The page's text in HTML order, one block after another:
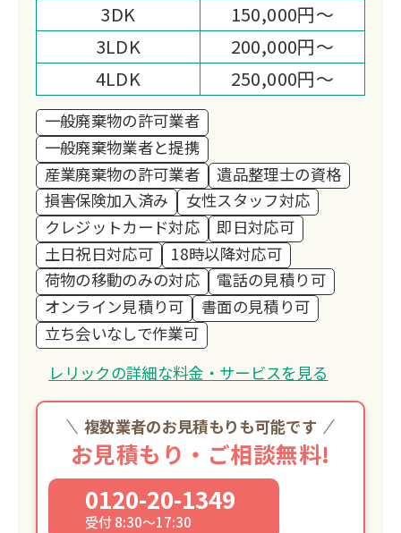
3DK
150,000円～
3LDK
200,000円～
4LDK
250,000円～
一般廃棄物の許可業者
一般廃棄物業者と提携
産業廃棄物の許可業者
遺品整理士の資格
損害保険加入済み
女性スタッフ対応
クレジットカード対応
即日対応可
土日祝日対応可
18時以降対応可
荷物の移動のみの対応
電話の見積り可
オンライン見積り可
書面の見積り可
立ち会いなしで作業可
レリックの詳細な料金・サービスを見る
複数業者のお見積もりも可能です
お見積もり・ご相談無料!
0120-20-1349
受付 8:30～17:30